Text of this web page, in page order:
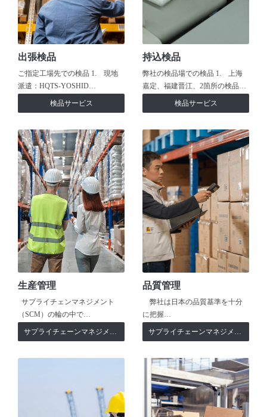
出張検品
ご指定工場先での検品 1. 現地
派遣：HQTS-YOSHID…
検品サービス
持込検品
弊社の検品場での検品 1. 上海
嘉定、福建晋江、2箇所の検品…
検品サービス
生産管理
サプライチェンマネジメント
（SCM）の輪の中で…
サプライチェーンマネジメント
品質管理
弊社は日本の品質基準を十分
に把握…
サプライチェーンマネジメント